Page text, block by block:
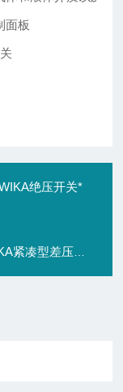
面板
绝压开关*
凑型差压开关*